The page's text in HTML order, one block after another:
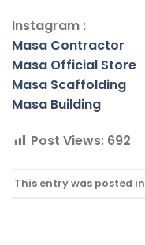
Instagram :
Masa Contractor
Masa Official Store
Masa Scaffolding
Masa Building
Post Views: 692
This entry was posted in